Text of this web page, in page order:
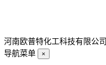
河南欧普特化工科技有限公司
导航菜单
×